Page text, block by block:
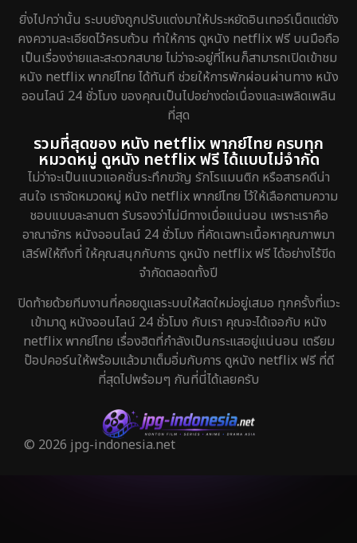
ยิ่งไปกว่านั้น ระบบยังถูกปรับแต่งมาให้ประหยัดอินเทอร์เน็ตแต่ยัง
คงความละเอียดไว้ครบถ้วน ทำให้การ ดูหนัง netflix ฟรี บนมือถือ
เป็นเรื่องง่ายและสะดวกสบาย ไม่ว่าจะอยู่ที่ไหนก็สามารถเปิดเข้าชม
หนัง netflix พากย์ไทย ได้ทันที ช่วยให้การพักผ่อนผ่านทาง หนัง
ออนไลน์ 24 ชั่วโมง ของคุณเป็นไปอย่างต่อเนื่องและเพลิดเพลิน
ที่สุด
รวมที่สุดของ หนัง netflix พากย์ไทย ครบทุก
หมวดหมู่ ดูหนัง netflix ฟรี ได้แบบไม่จำกัด
ไม่ว่าจะเป็นแนวแอคชั่นระทึกขวัญ รักโรแมนติก หรือสารคดีน่า
สนใจ เราจัดหมวดหมู่ หนัง netflix พากย์ไทย ไว้ให้เลือกตามความ
ชอบแบบละลานตา รับรองว่าไม่มีทางเบื่อแน่นอน เพราะเราคือ
อาณาจักร หนังออนไลน์ 24 ชั่วโมง ที่คัดเฉพาะเนื้อหาคุณภาพมา
เสิร์ฟให้ถึงที่ ให้คุณสนุกกับการ ดูหนัง netflix ฟรี ได้อย่างไร้ขีด
จำกัดตลอดทั้งปี
ปิดท้ายด้วยทีมงานที่คอยดูแลระบบให้สดใหม่อยู่เสมอ ทุกครั้งที่แวะ
เข้ามาดู หนังออนไลน์ 24 ชั่วโมง กับเรา คุณจะได้เจอกับ หนัง
netflix พากย์ไทย เรื่องฮิตที่กำลังเป็นกระแสอยู่แน่นอน เตรียม
ป๊อปคอร์นให้พร้อมแล้วมาเต็มอิ่มกับการ ดูหนัง netflix ฟรี ที่ดี
ที่สุดไปพร้อมๆ กันที่นี่ได้เลยครับ
© 2026 jpg-indonesia.net